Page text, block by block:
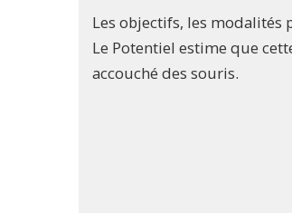
Les objectifs, les modalités
Le Potentiel estime que
accouché des souris.